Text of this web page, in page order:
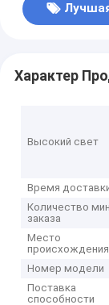
Характер
Высокий свет
Время
Количество мин
заказа
Место
происхождения
Номер модели
Поставка
способности